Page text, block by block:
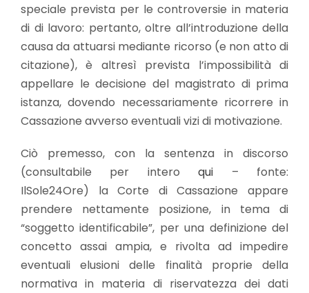
speciale prevista per le controversie in materia
di di lavoro: pertanto, oltre all’introduzione della
causa da attuarsi mediante ricorso (e non atto di
citazione), è altresì prevista l’impossibilità di
appellare le decisione del magistrato di prima
istanza, dovendo necessariamente ricorrere in
Cassazione avverso eventuali vizi di motivazione.
Ciò premesso, con la sentenza in discorso
(consultabile per interoqui – fonte:
IlSole24Ore) la Corte di Cassazione appare
prendere nettamente posizione, in tema di
“soggetto identificabile”, per una definizione del
concetto assai ampia, e rivolta ad impedire
eventuali elusioni delle finalità proprie della
normativa in materia di riservatezza dei dati